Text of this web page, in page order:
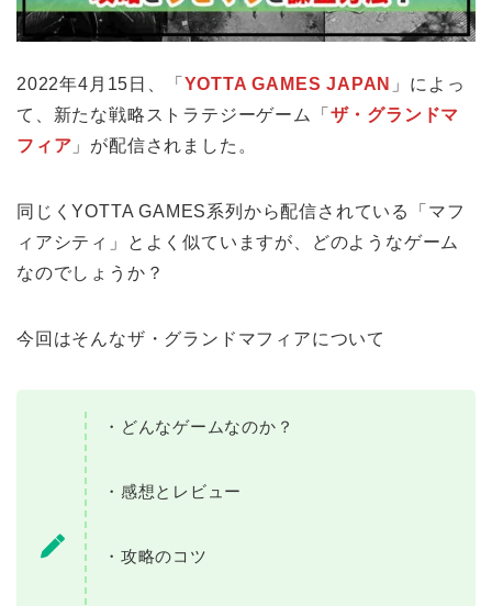
2022年4月15日、「 YOTTA GAMES JAPAN 」によっ
て、新たな戦略ストラテジーゲーム「 ザ・グランドマ
フィア 」が配信されました。
同じくYOTTA GAMES系列から配信されている「マフ
ィアシティ」とよく似ていますが、どのようなゲーム
なのでしょうか？
今回はそんなザ・グランドマフィアについて
・どんなゲームなのか？
・感想とレビュー
・攻略のコツ